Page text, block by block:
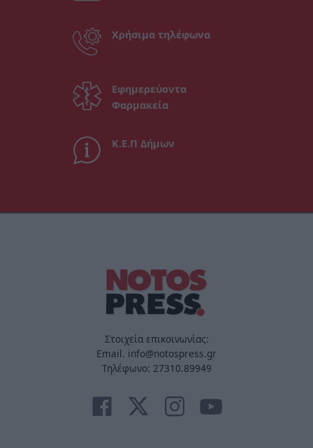
Χρήσιμα τηλέφωνα
Εφημερεύοντα
Φαρμακεία
Κ.Ε.Π Δήμων
Στοιχεία επικοινωνίας:
Email. info@notospress.gr
Τηλέφωνο: 27310.89949